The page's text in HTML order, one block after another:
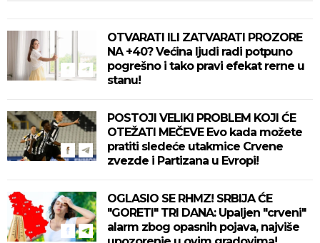
OTVARATI ILI ZATVARATI PROZORE
NA +40? Većina ljudi radi potpuno
pogrešno i tako pravi efekat rerne u
stanu!
POSTOJI VELIKI PROBLEM KOJI ĆE
OTEŽATI MEČEVE Evo kada možete
pratiti sledeće utakmice Crvene
zvezde i Partizana u Evropi!
OGLASIO SE RHMZ! SRBIJA ĆE
"GORETI" TRI DANA: Upaljen "crveni"
alarm zbog opasnih pojava, najviše